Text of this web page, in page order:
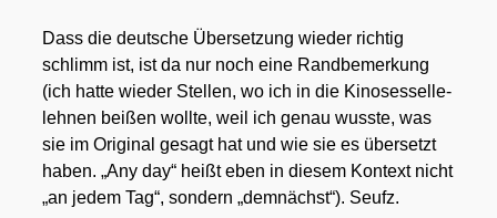
Dass die deut­sche Über­set­zung wie­der rich­tig
schlimm ist, ist da nur noch eine Rand­be­mer­kung
(ich hat­te wie­der Stel­len, wo ich in die Kino­ses­sell­e­
leh­nen bei­ßen woll­te, weil ich genau wuss­te, was
sie im Ori­gi­nal gesagt hat und wie sie es über­setzt
haben. „Any day“ heißt eben in die­sem Kon­text nicht
„an jedem Tag“, son­dern „dem­nächst“). Seufz.